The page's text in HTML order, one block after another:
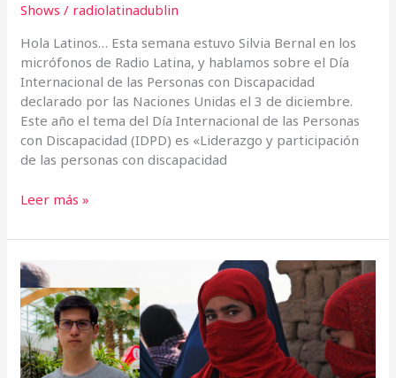
Shows / radiolatinadublin
Hola Latinos… Esta semana estuvo Silvia Bernal en los
micrófonos de Radio Latina, y hablamos sobre el Día
Internacional de las Personas con Discapacidad
declarado por las Naciones Unidas el 3 de diciembre.
Este año el tema del Día Internacional de las Personas
con Discapacidad (IDPD) es «Liderazgo y participación
de las personas con discapacidad
Leer más »
¿Qué
sucede
en
Afganistán?
una
mirada